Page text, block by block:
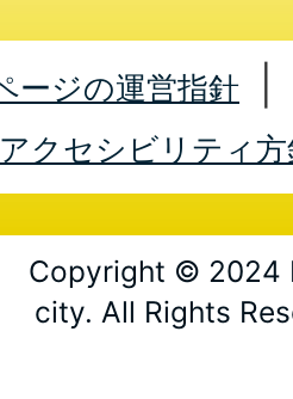
ージの運営指針
クセシビリティ方
Copyright © 2024
city. All Rights